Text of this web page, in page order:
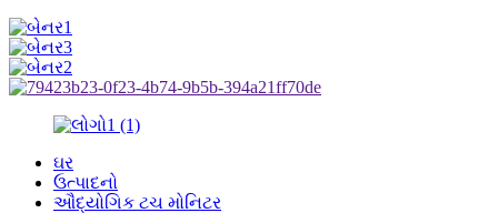
ઘર
ઉત્પાદનો
ઔદ્યોગિક ટચ મોનિટર